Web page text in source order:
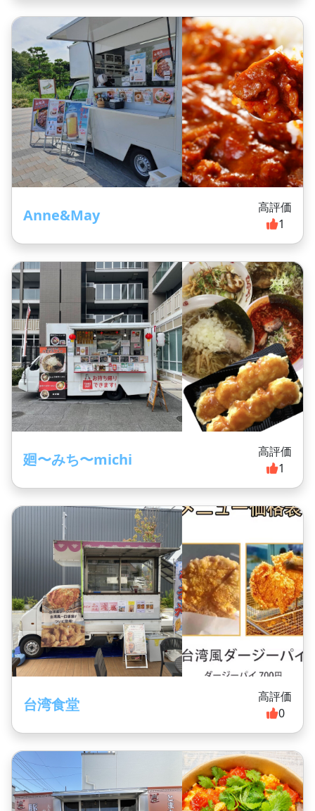
Anne&May
高評価
1
廻〜みち〜michi
高評価
1
台湾食堂
高評価
0